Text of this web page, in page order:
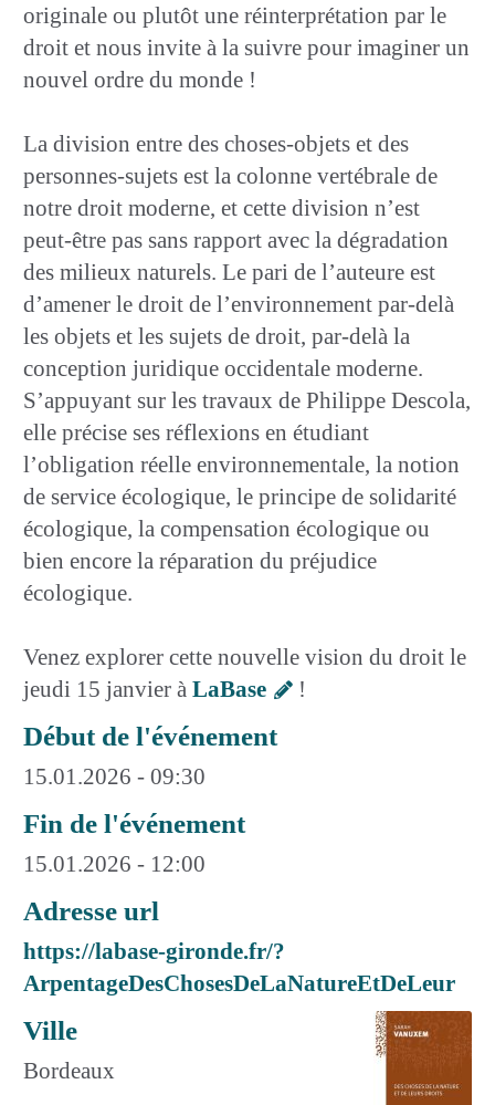
originale ou plutôt une réinterprétation par le
droit et nous invite à la suivre pour imaginer un
nouvel ordre du monde !
La division entre des choses-objets et des
personnes-sujets est la colonne vertébrale de
notre droit moderne, et cette division n’est
peut-être pas sans rapport avec la dégradation
des milieux naturels. Le pari de l’auteure est
d’amener le droit de l’environnement par-delà
les objets et les sujets de droit, par-delà la
conception juridique occidentale moderne.
S’appuyant sur les travaux de Philippe Descola,
elle précise ses réflexions en étudiant
l’obligation réelle environnementale, la notion
de service écologique, le principe de solidarité
écologique, la compensation écologique ou
bien encore la réparation du préjudice
écologique.
Venez explorer cette nouvelle vision du droit le
jeudi 15 janvier à LaBase !
Début de l'événement
15.01.2026 - 09:30
Fin de l'événement
15.01.2026 - 12:00
Adresse url
https://labase-gironde.fr/?
ArpentageDesChosesDeLaNatureEtDeLeur
Ville
Bordeaux